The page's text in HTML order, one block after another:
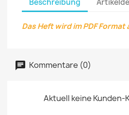
Das Heft wird im PDF
Kommentare (0)
Aktuell keine Kunden-